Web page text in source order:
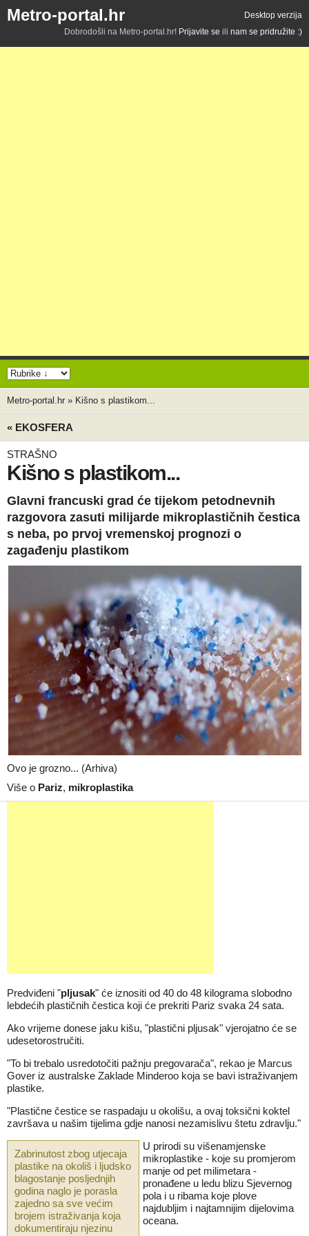
Metro-portal.hr
Desktop verzija
Dobrodošli na Metro-portal.hr! Prijavite se ili nam se pridružite :)
Metro-portal.hr » Kišno s plastikom...
« EKOSFERA
STRAŠNO
Kišno s plastikom...
Glavni francuski grad će tijekom petodnevnih
razgovora zasuti milijarde mikroplastičnih čestica
s neba, po prvoj vremenskoj prognozi o
zagađenju plastikom
Ovo je grozno... (Arhiva)
Više o Pariz, mikroplastika
Predviđeni "pljusak" će iznositi od 40 do 48 kilograma slobodno
lebdećih plastičnih čestica koji će prekriti Pariz svaka 24 sata.
Ako vrijeme donese jaku kišu, "plastični pljusak" vjerojatno će se
udesetorostručiti.
"To bi trebalo usredotočiti pažnju pregovarača", rekao je Marcus
Gover iz australske Zaklade Minderoo koja se bavi istraživanjem
plastike.
"Plastične čestice se raspadaju u okolišu, a ovaj toksični koktel
završava u našim tijelima gdje nanosi nezamislivu štetu zdravlju."
Zabrinutost zbog utjecaja
plastike na okoliš i ljudsko
blagostanje posljednjih
godina naglo je porasla
zajedno sa sve većim
brojem istraživanja koja
dokumentiraju njezinu
U prirodi su višenamjenske
mikroplastike - koje su promjerom
manje od pet milimetara -
pronađene u ledu blizu Sjevernog
pola i u ribama koje plove
najdubljim i najtamnijim dijelovima
oceana.